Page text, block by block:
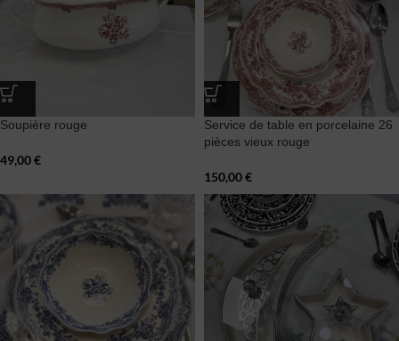
Soupière rouge
49,00€
Service de table en porcelaine 26
pièces vieux rouge
150,00€